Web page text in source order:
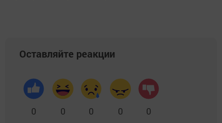
Оставляйте реакции
0 0 0 0 0